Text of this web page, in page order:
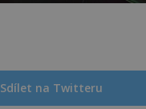
Sdílet na Twitteru